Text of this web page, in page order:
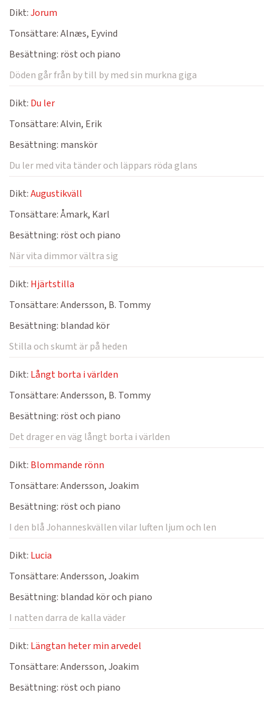
Dikt:Jorum
Tonsättare:Alnæs, Eyvind
Besättning: röst och piano
Döden går från by till by med sin murkna giga
Dikt: Du ler
Tonsättare:Alvin, Erik
Besättning: manskör
Du ler med vita tänder och läppars röda glans
Dikt:Augustikväll
Tonsättare:Åmark, Karl
Besättning: röst och piano
När vita dimmor vältra sig
Dikt: Hjärtstilla
Tonsättare:Andersson, B. Tommy
Besättning: blandad kör
Stilla och skumt är på heden
Dikt: Långt borta i världen
Tonsättare:Andersson, B. Tommy
Besättning: röst och piano
Det drager en väg långt borta i världen
Dikt: Blommande rönn
Tonsättare:Andersson, Joakim
Besättning: röst och piano
I den blå Johanneskvällen vilar luften ljum och len
Dikt: Lucia
Tonsättare:Andersson, Joakim
Besättning: blandad kör och piano
I natten darra de kalla väder
Dikt: Längtan heter min arvedel
Tonsättare:Andersson, Joakim
Besättning: röst och piano